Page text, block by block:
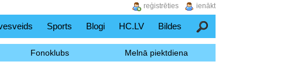
Sports Blogi HC.LV Bildes Meklēšana
Fonoklubs Melnā piektdiena
ienākt
reģistrēties